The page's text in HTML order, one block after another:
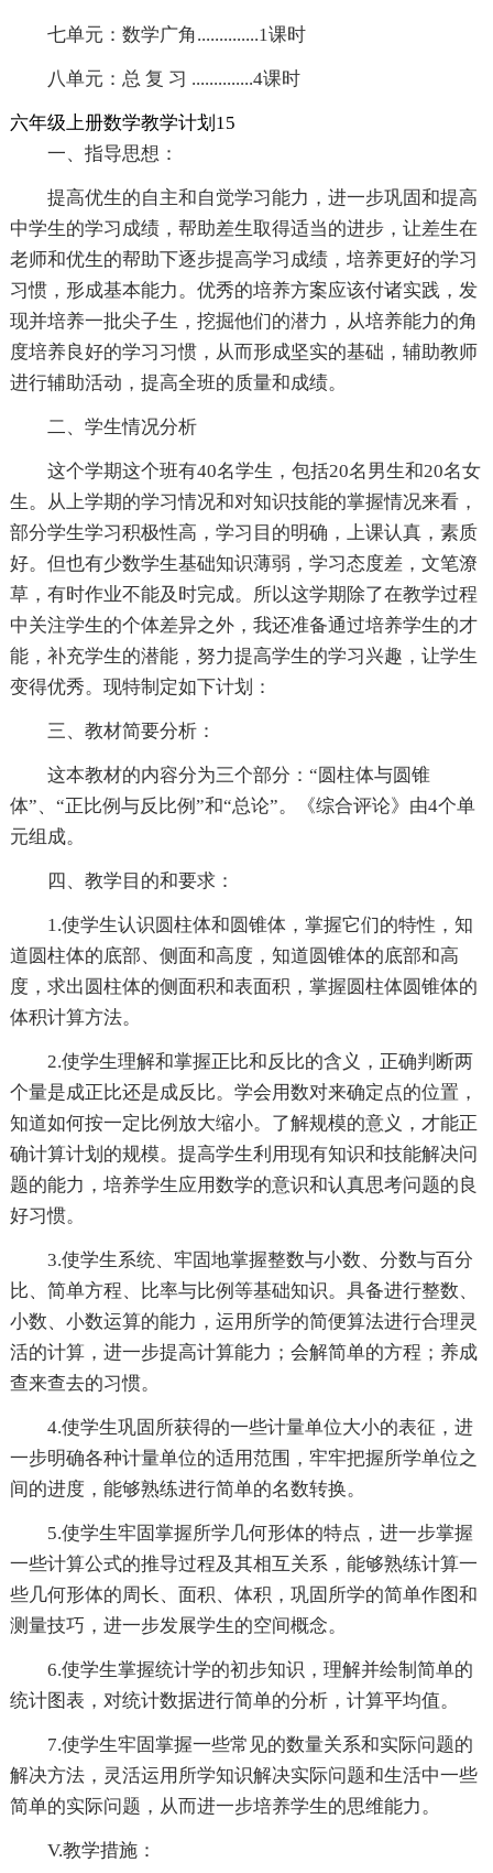
七单元：数学广角..............1课时
八单元：总 复 习 ..............4课时
六年级上册数学教学计划15
一、指导思想：
提高优生的自主和自觉学习能力，进一步巩固和提高
中学生的学习成绩，帮助差生取得适当的进步，让差生在
老师和优生的帮助下逐步提高学习成绩，培养更好的学习
习惯，形成基本能力。优秀的培养方案应该付诸实践，发
现并培养一批尖子生，挖掘他们的潜力，从培养能力的角
度培养良好的学习习惯，从而形成坚实的基础，辅助教师
进行辅助活动，提高全班的质量和成绩。
二、学生情况分析
这个学期这个班有40名学生，包括20名男生和20名女
生。从上学期的学习情况和对知识技能的掌握情况来看，
部分学生学习积极性高，学习目的明确，上课认真，素质
好。但也有少数学生基础知识薄弱，学习态度差，文笔潦
草，有时作业不能及时完成。所以这学期除了在教学过程
中关注学生的个体差异之外，我还准备通过培养学生的才
能，补充学生的潜能，努力提高学生的学习兴趣，让学生
变得优秀。现特制定如下计划：
三、教材简要分析：
这本教材的内容分为三个部分：“圆柱体与圆锥
体”、“正比例与反比例”和“总论”。《综合评论》由4个单
元组成。
四、教学目的和要求：
1.使学生认识圆柱体和圆锥体，掌握它们的特性，知
道圆柱体的底部、侧面和高度，知道圆锥体的底部和高
度，求出圆柱体的侧面积和表面积，掌握圆柱体圆锥体的
体积计算方法。
2.使学生理解和掌握正比和反比的含义，正确判断两
个量是成正比还是成反比。学会用数对来确定点的位置，
知道如何按一定比例放大缩小。了解规模的意义，才能正
确计算计划的规模。提高学生利用现有知识和技能解决问
题的能力，培养学生应用数学的意识和认真思考问题的良
好习惯。
3.使学生系统、牢固地掌握整数与小数、分数与百分
比、简单方程、比率与比例等基础知识。具备进行整数、
小数、小数运算的能力，运用所学的简便算法进行合理灵
活的计算，进一步提高计算能力；会解简单的方程；养成
查来查去的习惯。
4.使学生巩固所获得的一些计量单位大小的表征，进
一步明确各种计量单位的适用范围，牢牢把握所学单位之
间的进度，能够熟练进行简单的名数转换。
5.使学生牢固掌握所学几何形体的特点，进一步掌握
一些计算公式的推导过程及其相互关系，能够熟练计算一
些几何形体的周长、面积、体积，巩固所学的简单作图和
测量技巧，进一步发展学生的空间概念。
6.使学生掌握统计学的初步知识，理解并绘制简单的
统计图表，对统计数据进行简单的分析，计算平均值。
7.使学生牢固掌握一些常见的数量关系和实际问题的
解决方法，灵活运用所学知识解决实际问题和生活中一些
简单的实际问题，从而进一步培养学生的思维能力。
V.教学措施：